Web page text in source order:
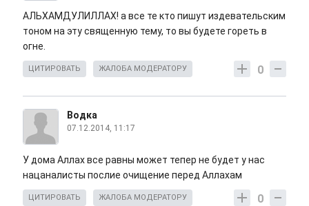
АЛЬХАМДУЛИЛЛАХ! а все те кто пишут издевательским
тоном на эту священную тему, то вы будете гореть в
огне.
0
ЦИТИРОВАТЬ ЖАЛОБА МОДЕРАТОРУ
Водка
07.12.2014, 11:17
У дома Аллах все равны может тепер не будет у нас
нацаналисты послие очищение перед Аллахам
0
ЦИТИРОВАТЬ ЖАЛОБА МОДЕРАТОРУ